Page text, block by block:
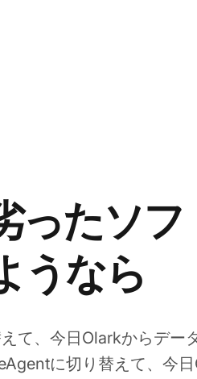
ったソフ
うなら
て、今日Olarkからデー
に切り替えて、今